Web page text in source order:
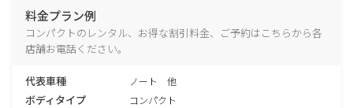
料金プラン例
コンパクトのレンタル、お得な割引料金、ご予約はこちらから各
店舗お電話ください。
代表車種 ノート 他
ボディタイプ コンパクト